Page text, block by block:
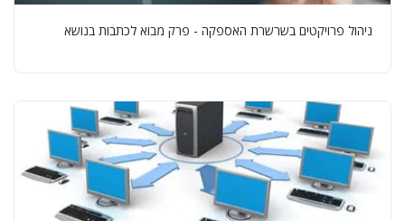
ניהול פרויקטים בשרשרת האספקה - פרק מבוא לכתבות בנושא